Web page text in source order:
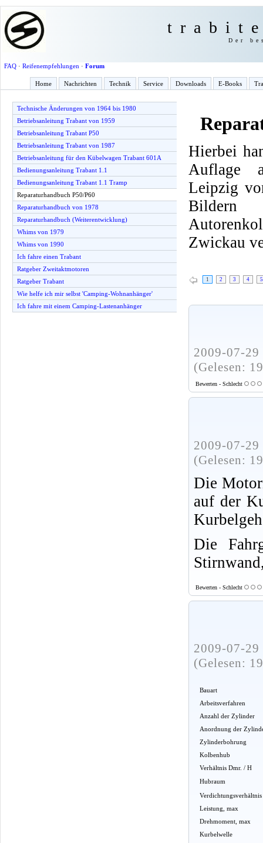
Der
FAQ· Reifenempfehlungen · Forum
Home Nachrichten Technik Service Downloads E-Books
Technische Änderungen von 1964 bis 1980
Betriebsanleitung Trabant von 1959
Betriebsanleitung Trabant P50
Betriebsanleitung Trabant von 1987
Betriebsanleitung für den Kübelwagen Trabant 601A
Bedienungsanleitung Trabant 1.1
Bedienungsanleitung Trabant 1.1 Tramp
Reparaturhandbuch P50/P60
Reparaturhandbuch von 1978
Reparaturhandbuch (Weiterentwicklung)
Whims von 1979
Whims von 1990
Ich fahre einen Trabant
Ratgeber Zweitaktmotoren
Ratgeber Trabant
Wie helfe ich mir selbst 'Camping-Wohnanhänger'
Ich fahre mit einem Camping-Lastenanhänger
Hierbei
Auflage
Leipzig
Zwickau
1 2 3 4 5
2009-07-
(Gelesen:
Bewerten - Schlecht
2009-07-
(Gelesen:
Die
auf der
Die
Bewerten - Schlecht
2009-07-
(Gelesen:
Bauart
Arbeitsverfahren
Anzahl der Zylinder
Anordnung der
Zylinderbohrung
Kolbenhub
Verhältnis Dmr. / H
Hubraum
Verdichtungsverhältnis
Leistung, max
Drehmoment, max
Kurbelwelle